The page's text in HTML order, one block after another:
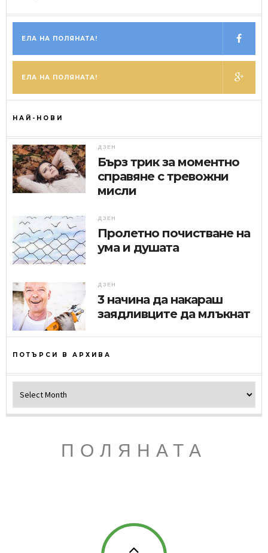
ЕЛА НА ПОЛЯНАТА!
ЕЛА НА ПОЛЯНАТА!
НАЙ-НОВИ
ДЗЕН
Бърз трик за моментно
справяне с тревожни
мисли
ДЗЕН
Пролетно почистване на
ума и душата
ДЗЕН
3 начина да накараш
заядливците да млъкнат
ПОТЪРСИ В АРХИВА
ПОЛЯНАТА